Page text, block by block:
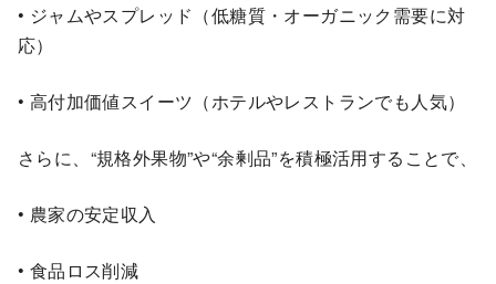
• ジャムやスプレッド（低糖質・オーガニック需要に対
応）
• 高付加価値スイーツ（ホテルやレストランでも人気）
さらに、“規格外果物”や“余剰品”を積極活用することで、
• 農家の安定収入
• 食品ロス削減